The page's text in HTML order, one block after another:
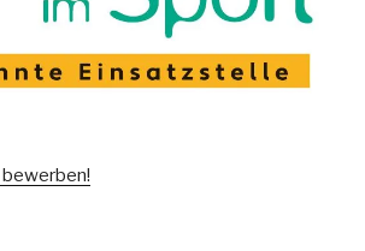
bewerben!